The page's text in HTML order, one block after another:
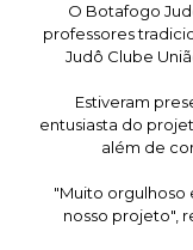
O Botafogo
professores
Judô Clube
Estiveram
entusiasta do
além de
"Muito orgulhoso
nosso projeto",